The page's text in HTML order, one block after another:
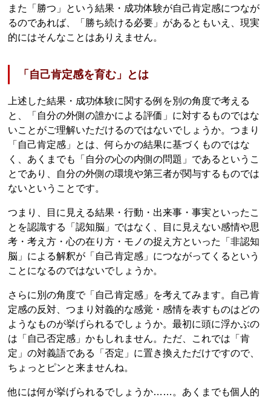
また「勝つ」という結果・成功体験が自己肯定感につなが
るのであれば、「勝ち続ける必要」があるともいえ、現実
的にはそんなことはありえません。
「自己肯定感を育む」とは
上述した結果・成功体験に関する例を別の角度で考える
と、「自分の外側の誰かによる評価」に対するものではな
いことがご理解いただけるのではないでしょうか。つまり
「自己肯定感」とは、何らかの結果に基づくものではな
く、あくまでも「自分の心の内側の問題」であるというこ
とであり、自分の外側の環境や第三者が関与するものでは
ないということです。
つまり、目に見える結果・行動・出来事・事実といったこ
とを認識する「認知脳」ではなく、目に見えない感情や思
考・考え方・心の在り方・モノの捉え方といった「非認知
脳」による解釈が「自己肯定感」につながってくるという
ことになるのではないでしょうか。
さらに別の角度で「自己肯定感」を考えてみます。自己肯
定感の反対、つまり対義的な感覚・感情を表すものはどの
ようなものが挙げられるでしょうか。最初に頭に浮かぶの
は「自己否定感」かもしれません。ただ、これでは「肯
定」の対義語である「否定」に置き換えただけですので、
ちょっとピンと来ませんね。
他には何が挙げられるでしょうか……。あくまでも個人的